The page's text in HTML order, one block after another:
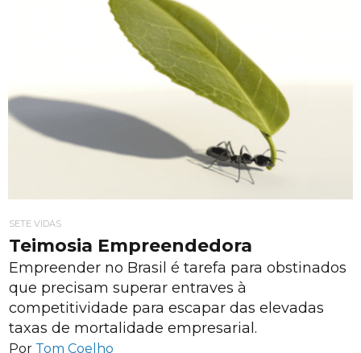
SETE VIDAS
Teimosia Empreendedora
Empreender no Brasil é tarefa para obstinados
que precisam superar entraves à
competitividade para escapar das elevadas
taxas de mortalidade empresarial.
Por Tom Coelho